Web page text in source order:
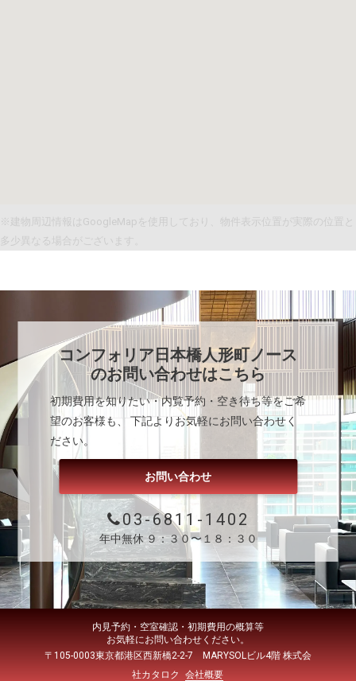
※建物周辺情報はGoogleMapを使用しており、物件表示位置が実際の位置と
多少異なる場合がございます。
コンフォリア日本橋人形町ノース
のお問い合わせはこちら
初期費用を知りたい・内覧予約・空き待ち等をご希
望のお客様も、 下記よりお気軽にお問い合わせく
ださい。
お問い合わせ
03-6811-1402
年中無休 ９：３０〜１８：３０
内見予約・空室確認・初期費用の概算等
お気軽にお問い合わせください。
〒105-0003東京都港区西新橋2-2-7 MARYSOLビル4階 株式会
社カタロク
会社概要